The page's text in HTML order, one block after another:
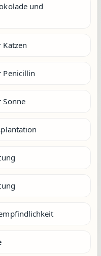
und
Penicillin
Sonne